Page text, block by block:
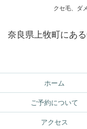
クセ毛、ダ
奈良県上牧町にあ
ホーム
ご予約について
アクセス